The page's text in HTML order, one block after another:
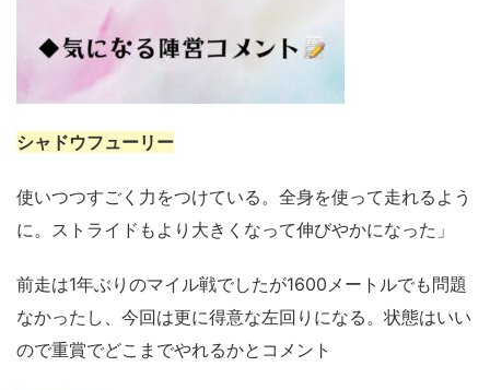
シャドウフューリー
使いつつすごく力をつけている。全身を使って走れるよう
に。ストライドもより大きくなって伸びやかになった」
前走は1年ぶりのマイル戦でしたが1600メートルでも問題
なかったし、今回は更に得意な左回りになる。状態はいい
ので重賞でどこまでやれるかとコメント